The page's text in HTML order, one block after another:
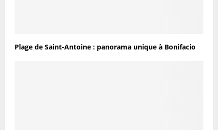
Plage de Saint-Antoine : panorama unique à Bonifacio